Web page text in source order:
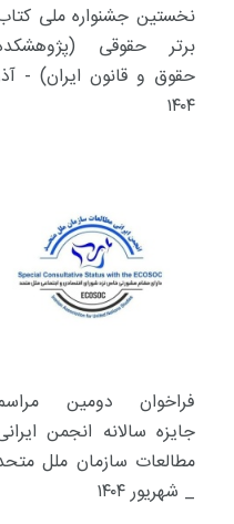
جشنواره ملی کتاب
حقوقی (پژوهشکده
قانون ایران) - آذر
دومین مراسم
سالانه انجمن ایرانی
سازمان ملل متحد